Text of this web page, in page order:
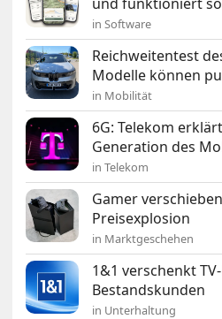
in Software
Reichweitentest
Modelle können
in Mobilität
6G: Telekom
Generation des
in Telekom
Gamer
Preisexplosion
in Marktgeschehen
1&1 verschenkt
Bestandskunden
in Unterhaltung